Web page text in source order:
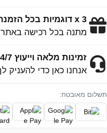
3 x דוגמיות בכל הזמנה
מתנה בכל רכישה באתר
זמינות מלאה וייעוץ 24/7
אנחנו כאן כדי להעניק
תשלום מאובטח: